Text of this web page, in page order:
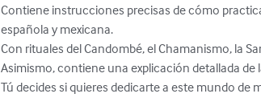
Contiene instrucciones precisas de cómo
española y mexicana.
Con rituales del Candombé, el Chamanismo, la
Asimismo, contiene una explicación detallada de
Tú decides si quieres dedicarte a este mundo